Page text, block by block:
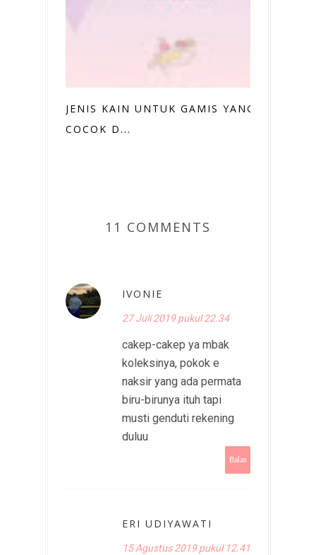
JENIS KAIN UNTUK GAMIS YANG
COCOK D...
11 COMMENTS
IVONIE
27 Juli 2019 pukul 22.34
cakep-cakep ya mbak
koleksinya, pokok e
naksir yang ada permata
biru-birunya ituh tapi
musti genduti rekening
duluu
Balas
ERI UDIYAWATI
15 Agustus 2019 pukul 12.41